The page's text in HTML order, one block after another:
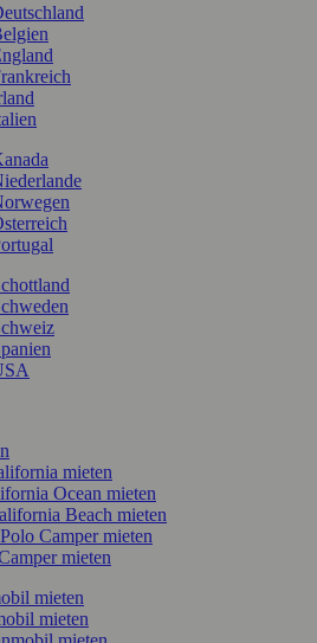
mieten
Ocean mieten
Beach mieten
Camper mieten
mieten
mieten
mieten